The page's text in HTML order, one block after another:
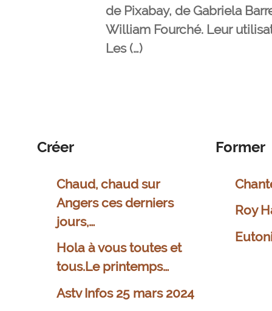
de Pixabay, de Gabriela
William Fourché. Leur
Les (…)
Créer
Chaud, chaud sur
Angers ces derniers
jours,…
Hola à vous toutes et
tous.Le printemps…
Astv Infos 25 mars 2024
Former
Roy